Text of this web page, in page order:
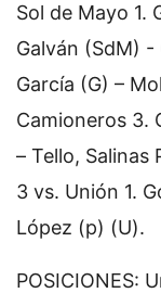
Sol de Mayo 1.
Galván (SdM) -
García (G) –
Camioneros 3.
– Tello,
3 vs. Unión 1.
López (p) (U).
POSICIONES: